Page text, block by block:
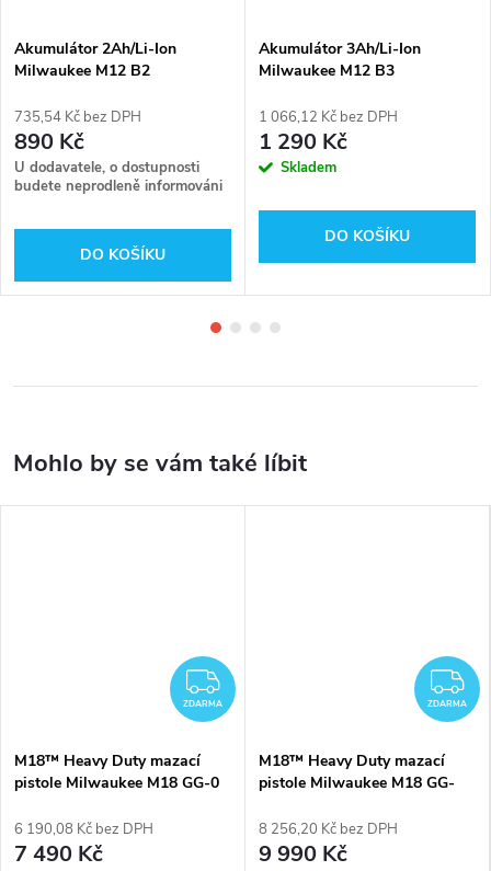
Akumulátor 2Ah/Li-Ion
Milwaukee M12 B2
735,54 Kč bez DPH
890 Kč
U dodavatele, o dostupnosti
budete neprodleně informováni
DO KOŠÍKU
Akumulátor 3Ah/Li-Ion
Milwaukee M12 B3
1 066,12 Kč bez DPH
1 290 Kč
Skladem
DO KOŠÍKU
ZDARMA
ZDARMA
M18™ Heavy Duty mazací
pistole Milwaukee M18 GG-0
6 190,08 Kč bez DPH
7 490 Kč
ZDARMA
M18™ Heavy Duty mazací
pistole Milwaukee M18 GG-
8 256,20 Kč bez DPH
9 990 Kč